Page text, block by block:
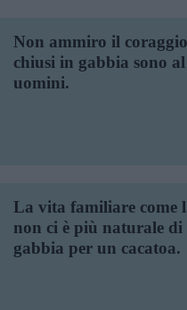
Non ammiro il
chiusi in gabbia sono
uomini.
La vita familiare come
non ci è più naturale
gabbia per un cacatoa.